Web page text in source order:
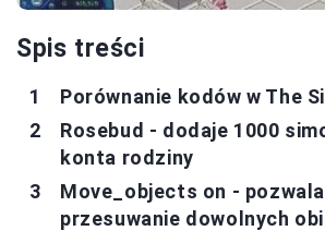
Spis treści
Porównanie kodów w The
Rosebud - dodaje 1000
konta rodziny
Move_objects on -
przesuwanie dowolnych